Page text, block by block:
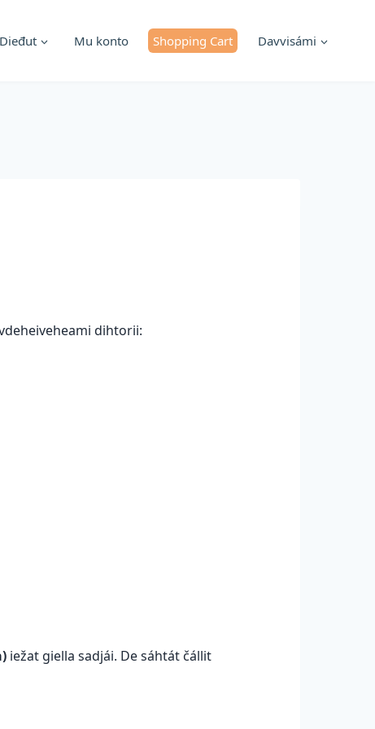
Dieđut Mu konto Shopping Cart Davvisámi
dihtorii:
iežat giella sadjái. De sáhtát čállit